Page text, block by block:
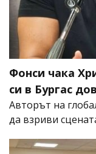
Фонси чака
си в Бургас
Авторът на
да взриви